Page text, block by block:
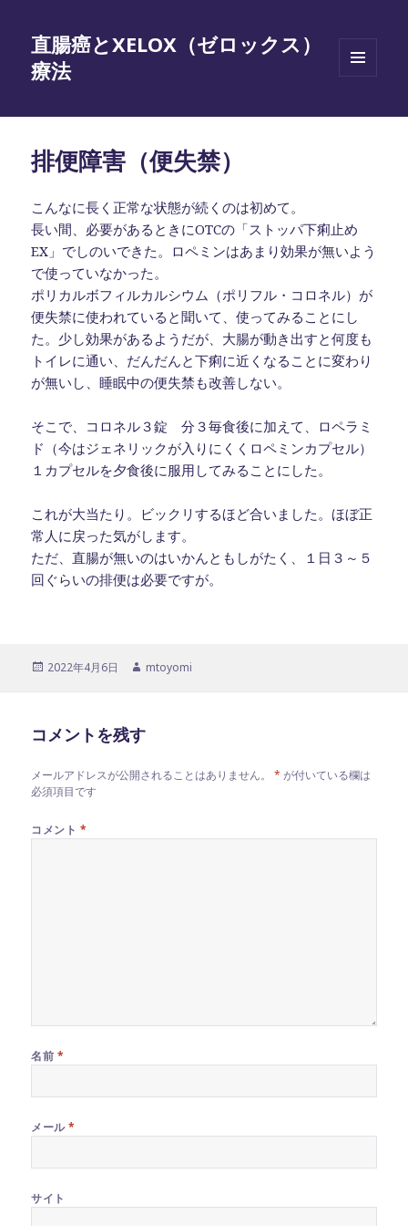
直腸癌とXELOX（ゼロックス）
療法
ィジェ
排便障害（便失禁）
こんなに長く正常な状態が続くのは初めて。
長い間、必要があるときにOTCの「ストッパ下痢止め
EX」でしのいできた。ロペミンはあまり効果が無いよう
で使っていなかった。
ポリカルボフィルカルシウム（ポリフル・コロネル）が
便失禁に使われていると聞いて、使ってみることにし
た。少し効果があるようだが、大腸が動き出すと何度も
トイレに通い、だんだんと下痢に近くなることに変わり
が無いし、睡眠中の便失禁も改善しない。
そこで、コロネル３錠 分３毎食後に加えて、ロペラミ
ド（今はジェネリックが入りにくくロペミンカプセル）
１カプセルを夕食後に服用してみることにした。
これが大当たり。ビックリするほど合いました。ほぼ正
常人に戻った気がします。
ただ、直腸が無いのはいかんともしがたく、１日３～５
回ぐらいの排便は必要ですが。
投
2022年4月6日
作
mtoyomi
コメントを残す
メールアドレスが公開されることはありません。 * が付いている欄は
必須項目です
コメント *
名前 *
メール*
サイト